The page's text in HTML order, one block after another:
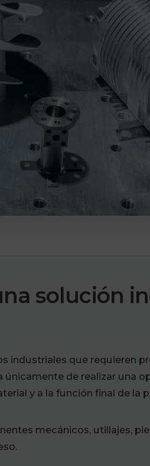
solución
industriales que requieren
de realizar una
y a la función final de la
mecánicos, utillajes,